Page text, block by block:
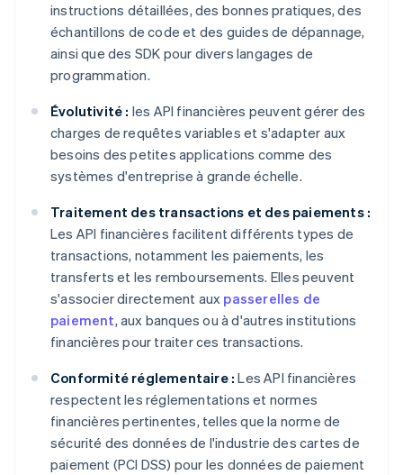
instructions détaillées, des bonnes pratiques, des
échantillons de code et des guides de dépannage,
ainsi que des SDK pour divers langages de
programmation.
Évolutivité : les API financières peuvent gérer des
charges de requêtes variables et s'adapter aux
besoins des petites applications comme des
systèmes d'entreprise à grande échelle.
Traitement des transactions et des paiements :
Les API financières facilitent différents types de
transactions, notamment les paiements, les
transferts et les remboursements. Elles peuvent
s'associer directement aux passerelles de
paiement, aux banques ou à d'autres institutions
financières pour traiter ces transactions.
Conformité réglementaire : Les API financières
respectent les réglementations et normes
financières pertinentes, telles que la norme de
sécurité des données de l'industrie des cartes de
paiement (PCI DSS) pour les données de paiement